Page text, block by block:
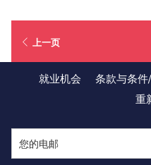
的增长。除了广泛的市场推广，
场，包括高尔夫假期、目的地婚
来西亚待客之道。
通过此次推广活动，马来西亚进
好客文化，共同缔造难以忘怀的美
上一页
就业机会 条款与条
重